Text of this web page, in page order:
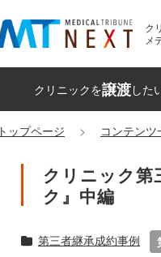
ク
メ
クリニックを譲渡した
トップページ コンテンツ
クリニック第
ク』中編
第三者継承成約事例